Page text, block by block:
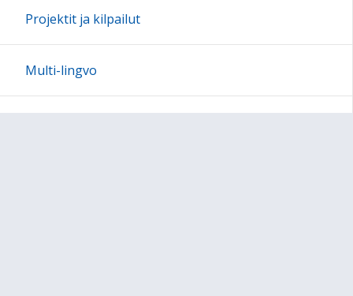
Projektit ja kilpailut
Multi-lingvo